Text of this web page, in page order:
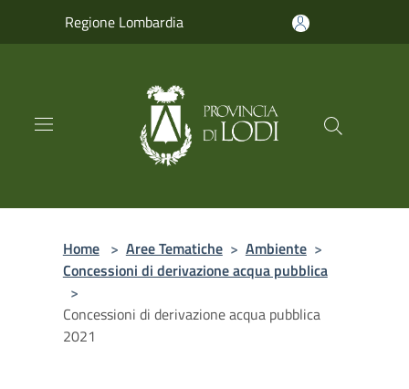
Regione Lombardia
Home > Aree Tematiche > Ambiente >
Concessioni di derivazione acqua pubblica
>
Concessioni di derivazione acqua pubblica
2021